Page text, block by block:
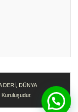
DERİ, DÜNYA
Kuruluşudur.